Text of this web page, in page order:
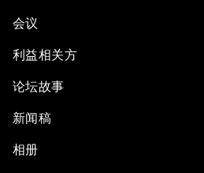
会议
利益相关方
论坛故事
新闻稿
相册